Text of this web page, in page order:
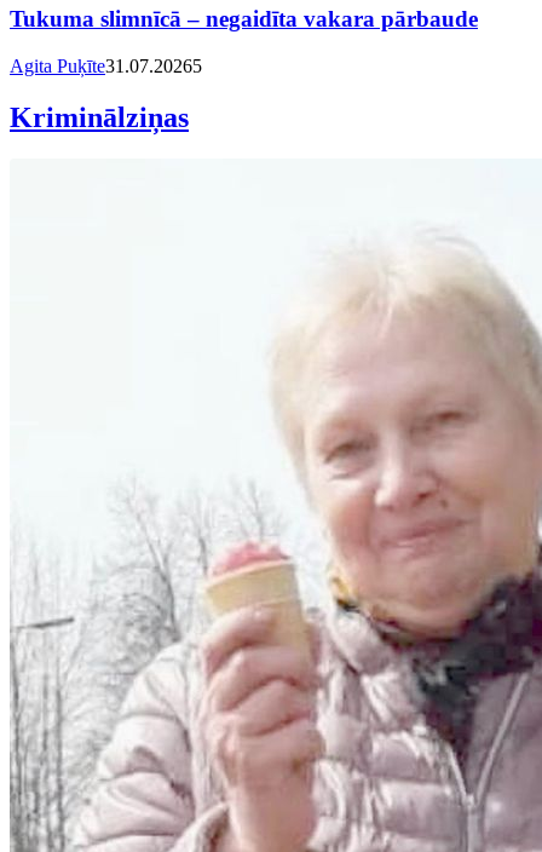
Tukuma slimnīcā – negaidīta vakara pārbaude
Agita Puķīte31.07.20265
Kriminālziņas